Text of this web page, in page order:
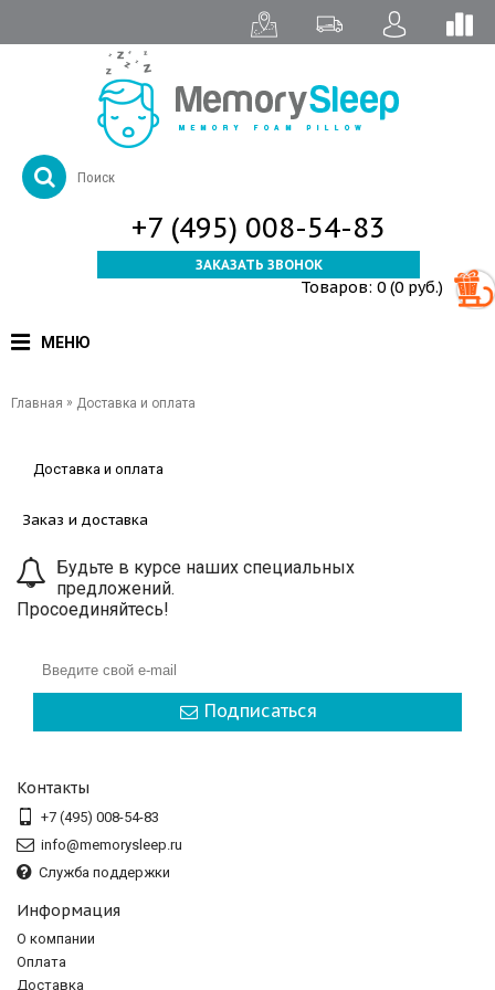
+7 (495) 008-54-83
ЗАКАЗАТЬ ЗВОНОК
Товаров: 0 (0 руб.)
МЕНЮ
Главная » Доставка и оплата
Доставка и оплата
Заказ и доставка
Будьте в курсе наших специальных
предложений.
Просоединяйтесь!
Подписаться
Контакты
+7 (495) 008-54-83
info@memorysleep.ru
Служба поддержки
Информация
О компании
Оплата
Доставка